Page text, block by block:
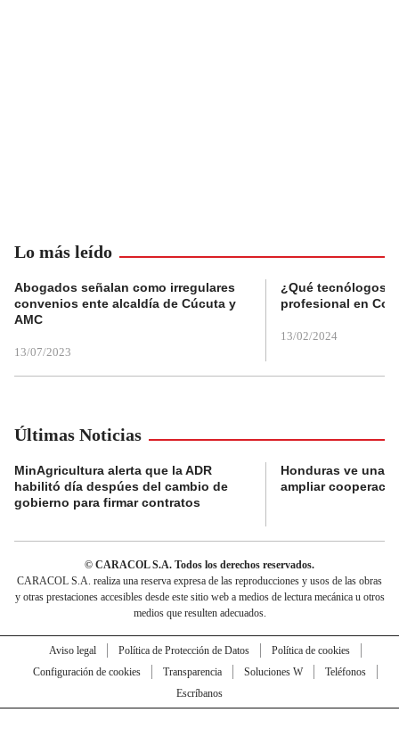
Lo más leído
Abogados señalan como irregulares
convenios ente alcaldía de Cúcuta y
AMC
13/07/2023
¿Qué tecnólogos
profesional en
13/02/2024
Últimas Noticias
MinAgricultura alerta que la ADR
habilitó día despúes del cambio de
gobierno para firmar contratos
Honduras ve una
ampliar
© CARACOL S.A. Todos los derechos reservados.
CARACOL S.A. realiza una reserva expresa de las reproducciones y usos de las obras
y otras prestaciones accesibles desde este sitio web a medios de lectura mecánica u otros
medios que resulten adecuados.
Aviso legal Política de Protección de Datos
Política de cookies
Configuración de cookies
Transparencia Soluciones W
Teléfonos
Escríbanos